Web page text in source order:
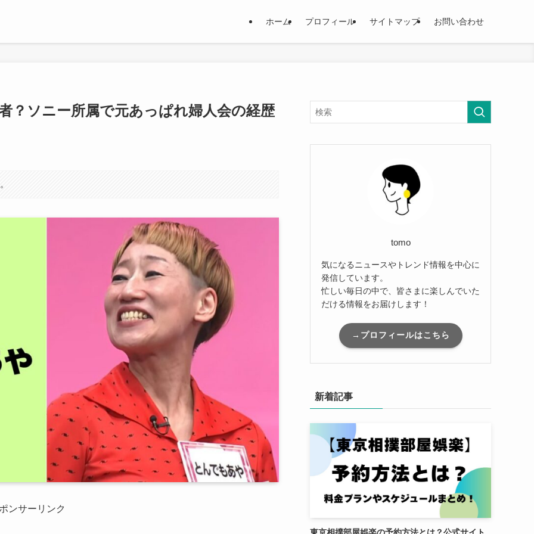
ホーム プロフィール サイトマップ お問い合わせ
？ソニー所属で元あっぱれ婦人会の経歴
ンサーリンク
tomo
気になるニュースやトレンド情報を中心に
発信しています。
忙しい毎日の中で、皆さまに楽しんでいた
だける情報をお届けします！
→プロフィールはこちら
新着記事